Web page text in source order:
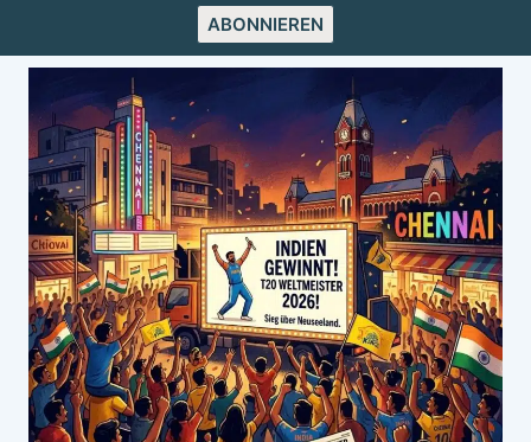
ABONNIEREN